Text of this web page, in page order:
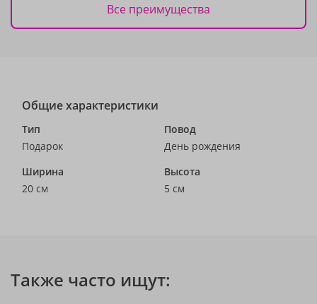
Все преимущества
Общие характеристики
Тип
Подарок
Повод
День рождения
Ширина
20 см
Высота
5 см
Также часто ищут: